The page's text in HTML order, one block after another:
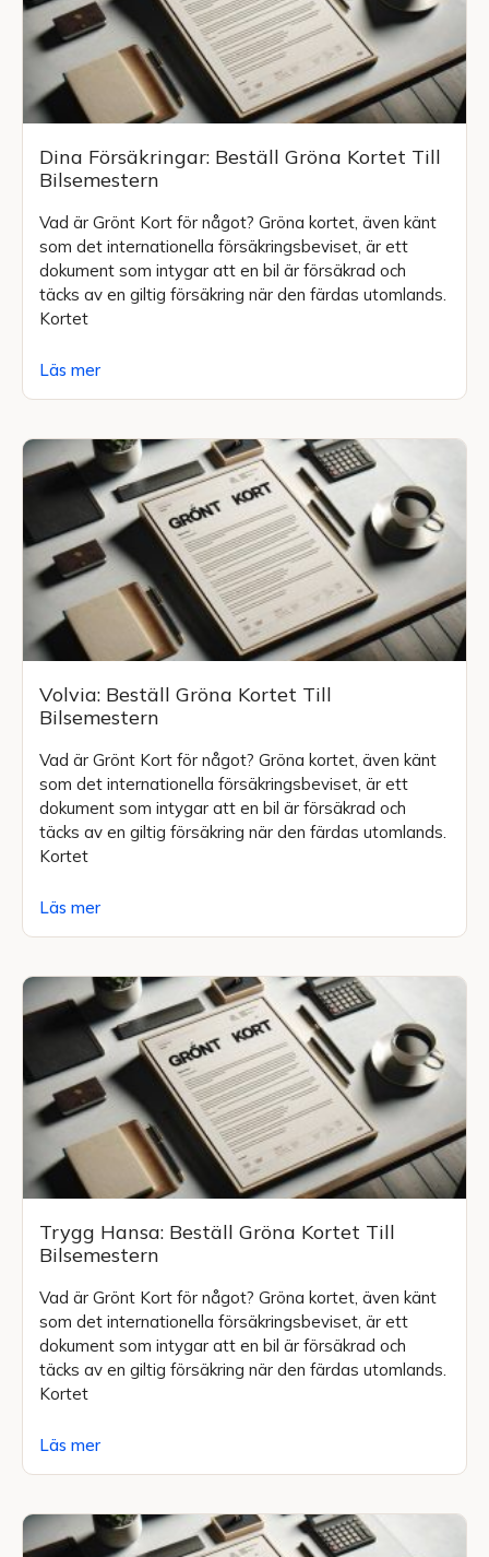
Dina Försäkringar: Beställ Gröna Kortet Till
Bilsemestern
Vad är Grönt Kort för något? Gröna kortet, även känt
som det internationella försäkringsbeviset, är ett
dokument som intygar att en bil är försäkrad och
täcks av en giltig försäkring när den färdas utomlands.
Kortet
Läs mer
Volvia: Beställ Gröna Kortet Till
Bilsemestern
Vad är Grönt Kort för något? Gröna kortet, även känt
som det internationella försäkringsbeviset, är ett
dokument som intygar att en bil är försäkrad och
täcks av en giltig försäkring när den färdas utomlands.
Kortet
Läs mer
Trygg Hansa: Beställ Gröna Kortet Till
Bilsemestern
Vad är Grönt Kort för något? Gröna kortet, även känt
som det internationella försäkringsbeviset, är ett
dokument som intygar att en bil är försäkrad och
täcks av en giltig försäkring när den färdas utomlands.
Kortet
Läs mer